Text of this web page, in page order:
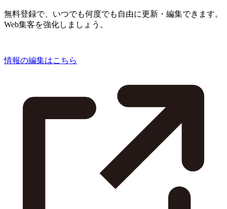
無料登録で、いつでも何度でも自由に更新・編集できます。
Web集客を強化しましょう。
情報の編集はこちら